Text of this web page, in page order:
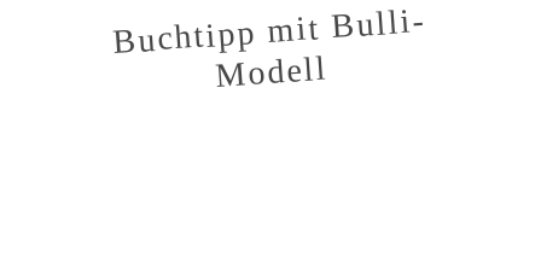
Buchtipp mit Bulli-
Modell